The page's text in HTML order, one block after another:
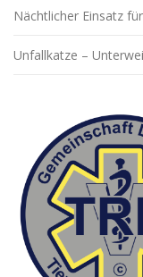
Nächtlicher Einsatz
Unfallkatze –